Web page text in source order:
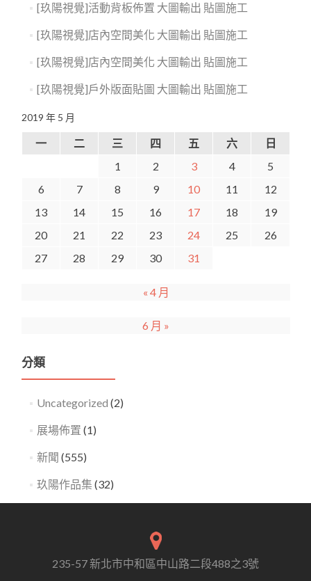
[玖陽視覺]活動背板佈置 大圖輸出 貼圖施工
[玖陽視覺]店內空間美化 大圖輸出 貼圖施工
[玖陽視覺]店內空間美化 大圖輸出 貼圖施工
[玖陽視覺]戶外版面貼圖 大圖輸出 貼圖施工
2019 年 5 月
一 二 三 四 五 六
日
1
2 3 4
5
6
7 8 9 10 11
12
13
14 15 16 17 18
19
20
21 22 23 24 25
26
27
28 29 30 31
« 4 月
6 月 »
分類
Uncategorized (2)
展場佈置 (1)
新聞 (555)
玖陽作品集 (32)
235-57 新北市中和區中山路二段488之3號